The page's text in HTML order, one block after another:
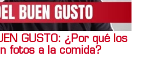
GUSTO: ¿Por qué los
fotos a la comida?